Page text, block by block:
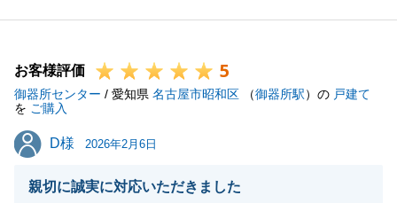
お客様評価 5
御器所センター / 愛知県 名古屋市昭和区 （御器所駅）の 戸建て
を ご購入
D様
D様 2026年2月6日
親切に誠実に対応いただきました